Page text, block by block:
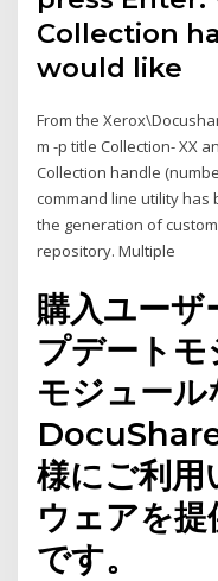
Collection
would like
From the
m -p title Collection- XX
Collection handle
command line utility
the generation of
repository. Multiple
購入ユーザ
プデート
モジュール
様にご利用
ウェアを
です。